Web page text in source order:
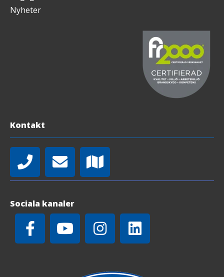
Nyheter
Kontakt
Sociala kanaler